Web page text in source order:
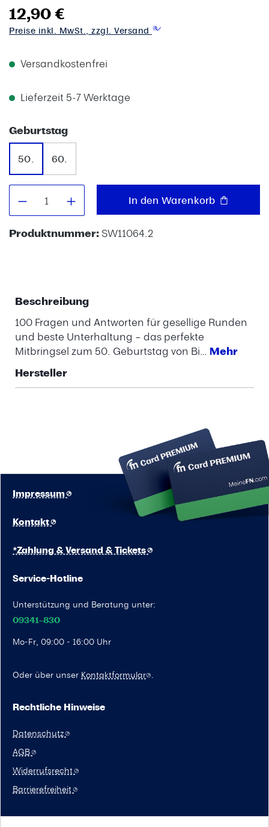
12,90 €
Preise inkl. MwSt., zzgl. Versand
Versandkostenfrei
Lieferzeit 5-7 Werktage
Geburtstagauswählen
50. 60.
Produkt Anzahl: Gib denIn den Warenkorb
Produktnummer:SW11064.2
Beschreibung
100 Fragen und Antworten für gesellige Runden
und beste Unterhaltung – das perfekte
Mitbringsel zum 50. Geburtstag von Bi… Mehr
Hersteller
Service-Hotline
Unterstützung und Beratung unter:
09341–830
Mo-Fr, 09:00 - 16:00 Uhr
Oder über unser Kontaktformular .
Kontakt
Impressum
*Zahlung & Versand & Tickets
Rechtliche Hinweise
Datenschutz
AGB
Widerrufsrecht
Barrierefreiheit